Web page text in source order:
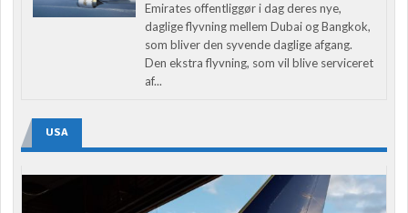
Emirates offentliggør i dag deres nye,
daglige flyvning mellem Dubai og Bangkok,
som bliver den syvende daglige afgang.
Den ekstra flyvning, som vil blive serviceret
af...
USA